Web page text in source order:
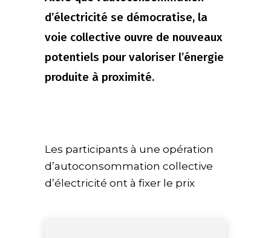
d’électricité se démocratise, la
voie collective ouvre de nouveaux
potentiels pour valoriser l’énergie
produite à proximité.
Les participants à une opération
d’autoconsommation collective
d’électricité ont à fixer le prix